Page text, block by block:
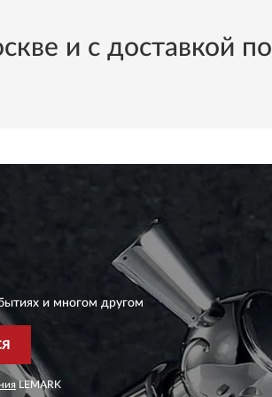
и с доставкой по
и многом другом
LEMARK